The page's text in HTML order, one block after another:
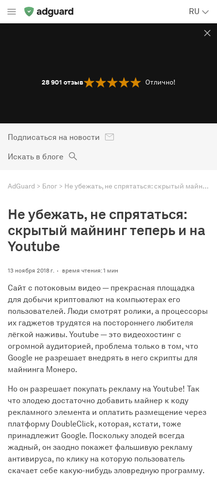
RU
28 901 отзыв Отлично!
Подписаться на новости
Искать в блоге
AdGuard Блог Не убежать, не спрятаться: скрытый майнинг теперь и на Youtube
Не убежать, не спрятаться:
скрытый майнинг теперь и на
Youtube
13 ноября 2018 г. время чтения: 1 мин
Сайт с потоковым видео — прекрасная площадка
для добычи криптовалют на компьютерах его
пользователей. Люди смотрят ролики, а процессоры
их гаджетов трудятся на постороннего любителя
лёгкой наживы. Youtube — это видеохостинг с
огромной аудиторией, проблема только в том, что
Google не разрешает внедрять в него скрипты для
майнинга Монеро.
Но он разрешает покупать рекламу на Youtube! Так
что злодею достаточно добавить майнер к коду
рекламного элемента и оплатить размещение через
платформу DoubleClick, которая, кстати, тоже
принадлежит Google. Поскольку злодей всегда
жадный, он заодно покажет фальшивую рекламу
антивируса, по клику на которую пользователь
скачает себе какую-нибудь зловредную программу.